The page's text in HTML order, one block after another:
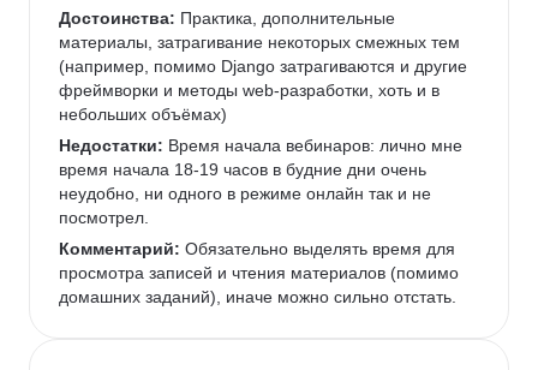
Достоинства: Практика, дополнительные
материалы, затрагивание некоторых смежных тем
(например, помимо Django затрагиваются и другие
фреймворки и методы web-разработки, хоть и в
небольших объёмах)
Недостатки: Время начала вебинаров: лично мне
время начала 18-19 часов в будние дни очень
неудобно, ни одного в режиме онлайн так и не
посмотрел.
Комментарий: Обязательно выделять время для
просмотра записей и чтения материалов (помимо
домашних заданий), иначе можно сильно отстать.